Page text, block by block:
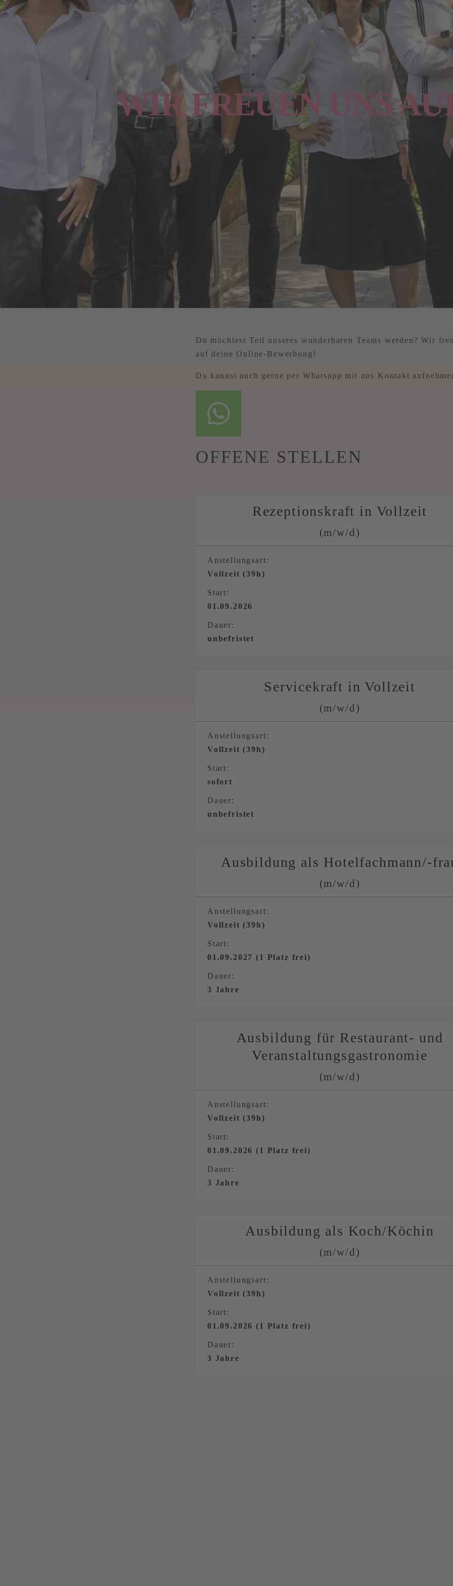
WIR FREUEN UNS
Du möchtest Teil unseres wunderbaren Teams werden? Wir
auf deine Online-Bewerbung!
Du kannst auch gerne per Whatsapp mit uns Kontakt
OFFENE STELLEN
Rezeptionskraft in Vollzeit
(m/w/d)
Anstellungsart:
Vollzeit (39h)
Start:
01.09.2026
Dauer:
unbefristet
Servicekraft in Vollzeit
(m/w/d)
Anstellungsart:
Vollzeit (39h)
Start:
sofort
Dauer:
unbefristet
Ausbildung als Hotelfachmann/-
(m/w/d)
Anstellungsart:
Vollzeit (39h)
Start:
01.09.2027 (1 Platz frei)
Dauer:
3 Jahre
Ausbildung für Restaurant- und
Veranstaltungsgastronomie
(m/w/d)
Anstellungsart:
Vollzeit (39h)
Start:
01.09.2026 (1 Platz frei)
Dauer:
3 Jahre
Ausbildung als Koch/Köchin
(m/w/d)
Anstellungsart:
Vollzeit (39h)
Start:
01.09.2026 (1 Platz frei)
Dauer:
3 Jahre